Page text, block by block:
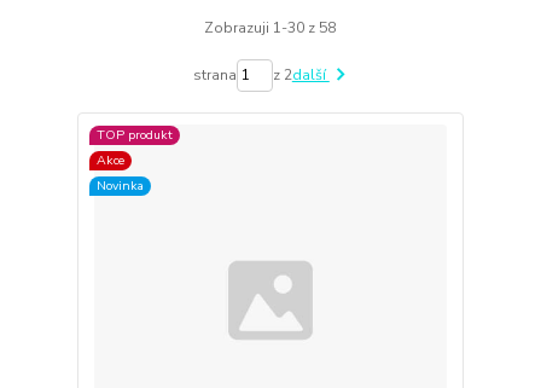
Zobrazuji 1-30 z 58
strana z 2další
TOP produkt
Akce
Novinka